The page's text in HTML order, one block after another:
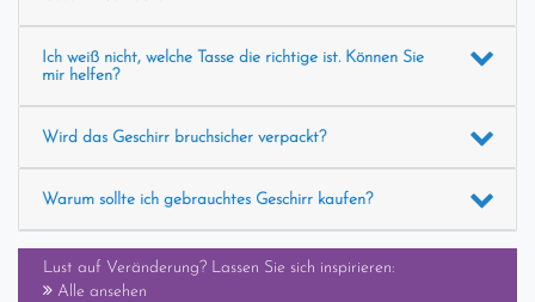
Ich weiß nicht, welche Tasse die richtige ist. Können Sie
mir helfen?
Wird das Geschirr bruchsicher verpackt?
Warum sollte ich gebrauchtes Geschirr kaufen?
Lust auf Veränderung? Lassen Sie sich inspirieren:
Alle ansehen